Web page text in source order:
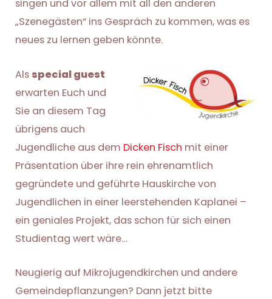
singen und vor allem mit all den anderen
„Szenegästen“ ins Gespräch zu kommen, was es
neues zu lernen geben könnte.
Als special guest
erwarten Euch und
Sie an diesem Tag
übrigens auch
Jugendliche aus dem Dicken Fisch mit einer
Präsentation über ihre rein ehrenamtlich
gegründete und geführte Hauskirche von
Jugendlichen in einer leerstehenden Kaplanei –
ein geniales Projekt, das schon für sich einen
Studientag wert wäre…
Neugierig auf Mikrojugendkirchen und andere
Gemeindepflanzungen? Dann jetzt bitte